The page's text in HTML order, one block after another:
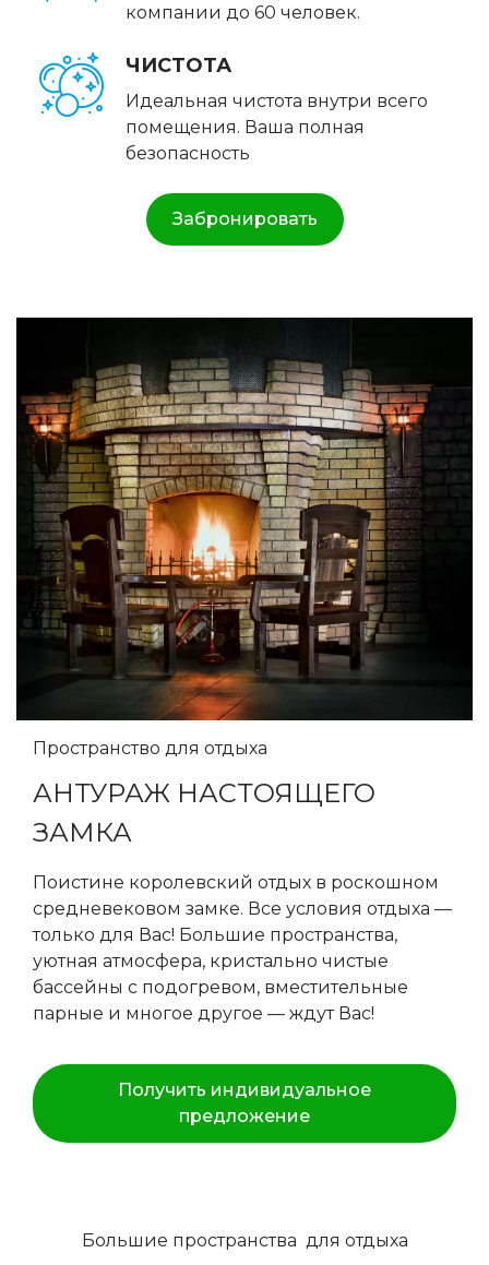
компании до 60 человек.
ЧИСТОТА
Идеальная чистота внутри всего
помещения. Ваша полная
безопасность
Забронировать
Пространство для отдыха
АНТУРАЖ НАСТОЯЩЕГО
ЗАМКА
Поистине королевский отдых в роскошном
средневековом замке. Все условия отдыха —
только для Вас! Большие пространства,
уютная атмосфера, кристально чистые
бассейны с подогревом, вместительные
парные и многое другое — ждут Вас!
Получить индивидуальное
предложение
Большие пространства для отдыха